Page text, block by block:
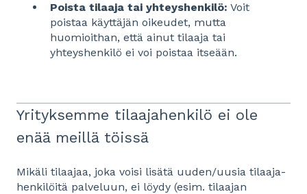
Poista tilaaja tai yhteyshenkilö: Voit
poistaa käyttäjän oikeudet, mutta
huomioithan, että ainut tilaaja tai
yhteyshenkilö ei voi poistaa itseään.
Yrityksemme tilaajahenkilö ei ole
enää meillä töissä
Mikäli tilaajaa, joka voisi lisätä uuden/uusia tilaaja-
henkilöitä palveluun, ei löydy (esim. tilaajan